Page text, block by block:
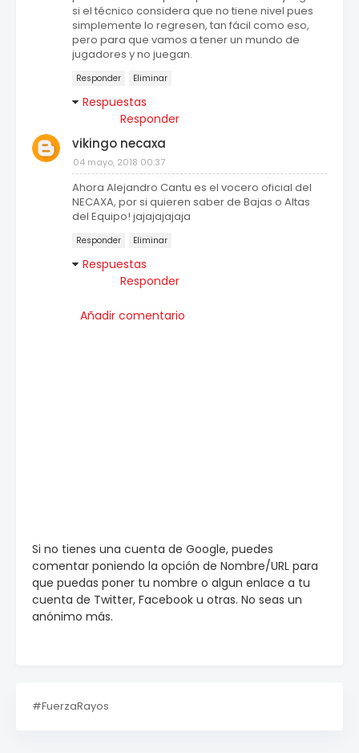
si el técnico considera que no tiene nivel pues
simplemente lo regresen, tan fácil como eso,
pero para que vamos a tener un mundo de
jugadores y no juegan.
Responder Eliminar
Respuestas
Responder
vikingo necaxa
04 mayo, 2018 00:37
Ahora Alejandro Cantu es el vocero oficial del
NECAXA, por si quieren saber de Bajas o Altas
del Equipo! jajajajajaja
Responder Eliminar
Respuestas
Responder
Añadir comentario
Si no tienes una cuenta de Google, puedes
comentar poniendo la opción de Nombre/URL para
que puedas poner tu nombre o algun enlace a tu
cuenta de Twitter, Facebook u otras. No seas un
anónimo más.
#FuerzaRayos